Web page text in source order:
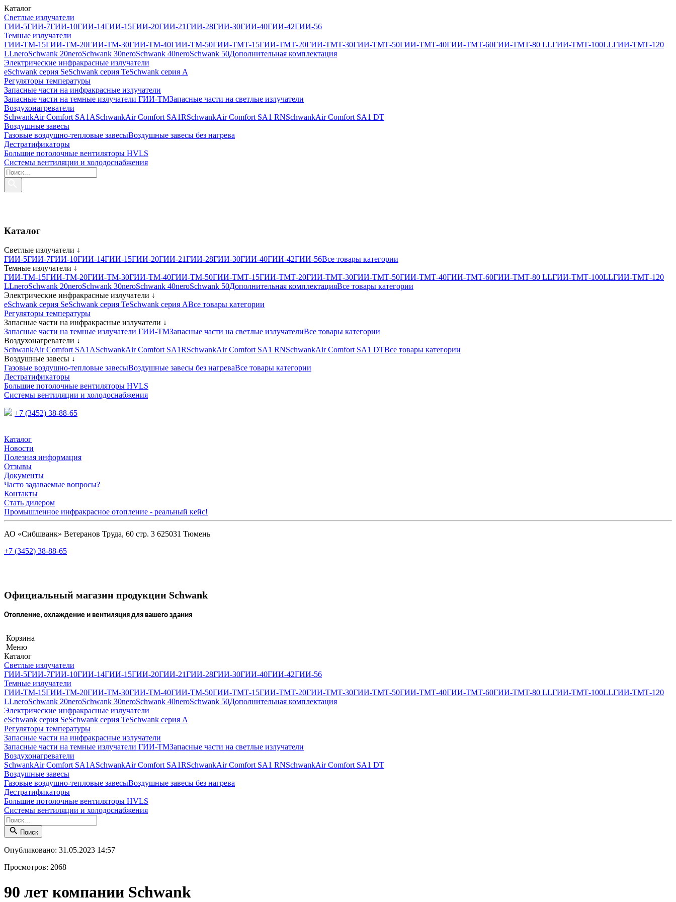
Каталог
Светлые излучатели
ГИИ-5ГИИ-7ГИИ-10ГИИ-14ГИИ-15ГИИ-20ГИИ-21ГИИ-28ГИИ-30ГИИ-40ГИИ-42ГИИ-56
Темные излучатели
ГИИ-ТМ-15ГИИ-ТМ-20ГИИ-ТМ-30ГИИ-ТМ-40ГИИ-ТМ-50ГИИ-ТМТ-15ГИИ-ТМТ-20ГИИ-ТМТ-30ГИИ-ТМТ-50ГИИ-ТМТ-40ГИИ-ТМТ-60ГИИ-ТМТ-80 LLГИИ-ТМТ-100LLГИИ-ТМТ-120
LLneroSchwank 20neroSchwank 30neroSchwank 40neroSchwank 50Дополнительная комплектация
Электрические инфракрасные излучатели
eSchwank серия SeSchwank серия TeSchwank серия A
Регуляторы температуры
Запасные части на инфракрасные излучатели
Запасные части на темные излучатели ГИИ-ТМЗапасные части на светлые излучатели
Воздухонагреватели
SchwankAir Comfort SA1ASchwankAir Comfort SA1RSchwankAir Comfort SA1 RNSchwankAir Comfort SA1 DT
Воздушные завесы
Газовые воздушно-тепловые завесыВоздушные завесы без нагрева
Дестратификаторы
Большие потолочные вентиляторы HVLS
Системы вентиляции и холодоснабжения
Каталог
Светлые излучатели ↓
ГИИ-5ГИИ-7ГИИ-10ГИИ-14ГИИ-15ГИИ-20ГИИ-21ГИИ-28ГИИ-30ГИИ-40ГИИ-42ГИИ-56Все товары категории
Темные излучатели ↓
ГИИ-ТМ-15ГИИ-ТМ-20ГИИ-ТМ-30ГИИ-ТМ-40ГИИ-ТМ-50ГИИ-ТМТ-15ГИИ-ТМТ-20ГИИ-ТМТ-30ГИИ-ТМТ-50ГИИ-ТМТ-40ГИИ-ТМТ-60ГИИ-ТМТ-80 LLГИИ-ТМТ-100LLГИИ-ТМТ-120
LLneroSchwank 20neroSchwank 30neroSchwank 40neroSchwank 50Дополнительная комплектацияВсе товары категории
Электрические инфракрасные излучатели ↓
eSchwank серия SeSchwank серия TeSchwank серия AВсе товары категории
Регуляторы температуры
Запасные части на инфракрасные излучатели ↓
Запасные части на темные излучатели ГИИ-ТМЗапасные части на светлые излучателиВсе товары категории
Воздухонагреватели ↓
SchwankAir Comfort SA1ASchwankAir Comfort SA1RSchwankAir Comfort SA1 RNSchwankAir Comfort SA1 DTВсе товары категории
Воздушные завесы ↓
Газовые воздушно-тепловые завесыВоздушные завесы без нагреваВсе товары категории
Дестратификаторы
Большие потолочные вентиляторы HVLS
Системы вентиляции и холодоснабжения
+7 (3452) 38-88-65
Каталог
Новости
Полезная информация
Отзывы
Документы
Часто задаваемые вопросы?
Контакты
Стать дилером
Промышленное инфракрасное отопление - реальный кейс!
АО «Сибшванк» Ветеранов Труда, 60 стр. 3 625031 Тюмень
+7 (3452) 38-88-65
Официальный магазин продукции Schwank
Отопление, охлаждение и вентиляция для вашего здания
Корзина
Меню
Каталог
Светлые излучатели
ГИИ-5ГИИ-7ГИИ-10ГИИ-14ГИИ-15ГИИ-20ГИИ-21ГИИ-28ГИИ-30ГИИ-40ГИИ-42ГИИ-56
Темные излучатели
ГИИ-ТМ-15ГИИ-ТМ-20ГИИ-ТМ-30ГИИ-ТМ-40ГИИ-ТМ-50ГИИ-ТМТ-15ГИИ-ТМТ-20ГИИ-ТМТ-30ГИИ-ТМТ-50ГИИ-ТМТ-40ГИИ-ТМТ-60ГИИ-ТМТ-80 LLГИИ-ТМТ-100LLГИИ-ТМТ-120
LLneroSchwank 20neroSchwank 30neroSchwank 40neroSchwank 50Дополнительная комплектация
Электрические инфракрасные излучатели
eSchwank серия SeSchwank серия TeSchwank серия A
Регуляторы температуры
Запасные части на инфракрасные излучатели
Запасные части на темные излучатели ГИИ-ТМЗапасные части на светлые излучатели
Воздухонагреватели
SchwankAir Comfort SA1ASchwankAir Comfort SA1RSchwankAir Comfort SA1 RNSchwankAir Comfort SA1 DT
Воздушные завесы
Газовые воздушно-тепловые завесыВоздушные завесы без нагрева
Дестратификаторы
Большие потолочные вентиляторы HVLS
Системы вентиляции и холодоснабжения
Поиск
Опубликовано: 31.05.2023 14:57
Просмотров: 2068
90 лет компании Schwank